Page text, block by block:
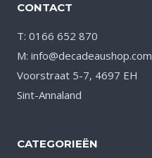
CONTACT
T: 0166 652 870
M: info@decadeaushop.com
Voorstraat 5-7, 4697 EH
Sint-Annaland
CATEGORIEËN